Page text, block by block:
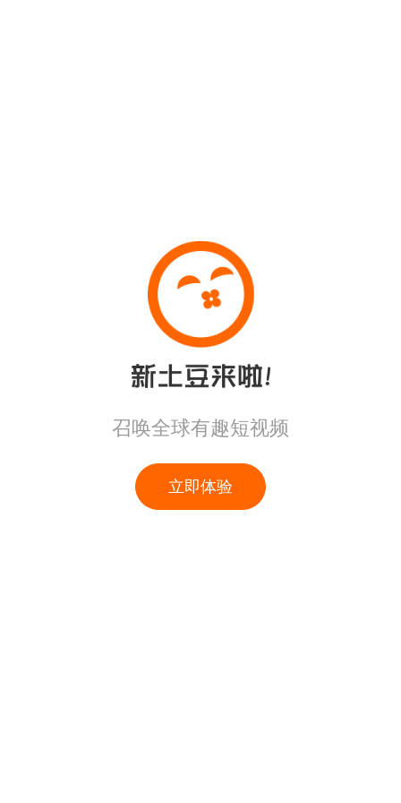
召唤全球有趣短视频
立即体验